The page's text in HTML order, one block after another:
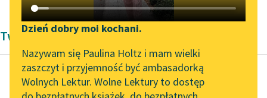
Katalog DAISY
Podkasty o książkach
Zgłoś brak utworu
Aktualności
„Prokurator Alicja Horn”
do słuchania
Narzędzia
Mapa Wolnych Lektur
Dzień dobry moi kochani.
Nazywam się Paulina Holtz i mam wielki
zaszczyt i przyjemność być ambasadorką
Wolnych Lektur. Wolne Lektury to dostęp
Twórczość Andrzeja Trzebińskiego
Andrzej Trzebiński